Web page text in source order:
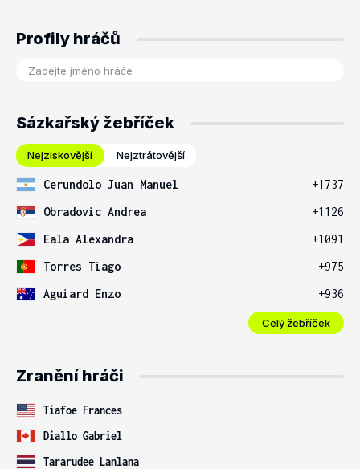
Profily hráčů
Sázkařský žebříček
Nejziskovější Nejztrátovější
Cerundolo Juan Manuel
+1737
Obradovic Andrea
+1126
Eala Alexandra
+1091
Torres Tiago
+975
Aguiard Enzo
+936
Celý žebříček
Zranění hráči
Tiafoe Frances
Diallo Gabriel
Tararudee Lanlana